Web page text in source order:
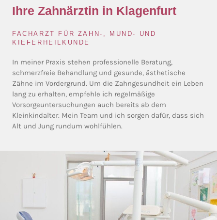
Ihre Zahnärztin in Klagenfurt
FACHARZT FÜR ZAHN-, MUND- UND
KIEFERHEILKUNDE
In meiner Praxis stehen professionelle Beratung,
schmerzfreie Behandlung und gesunde, ästhetische
Zähne im Vordergrund. Um die Zahngesundheit ein Leben
lang zu erhalten, empfehle ich regelmäßige
Vorsorgeuntersuchungen auch bereits ab dem
Kleinkindalter. Mein Team und ich sorgen dafür, dass sich
Alt und Jung rundum wohlfühlen.